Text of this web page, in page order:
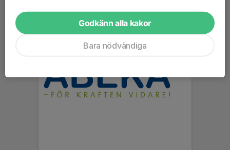
Godkänn alla kakor
Bara nödvändiga